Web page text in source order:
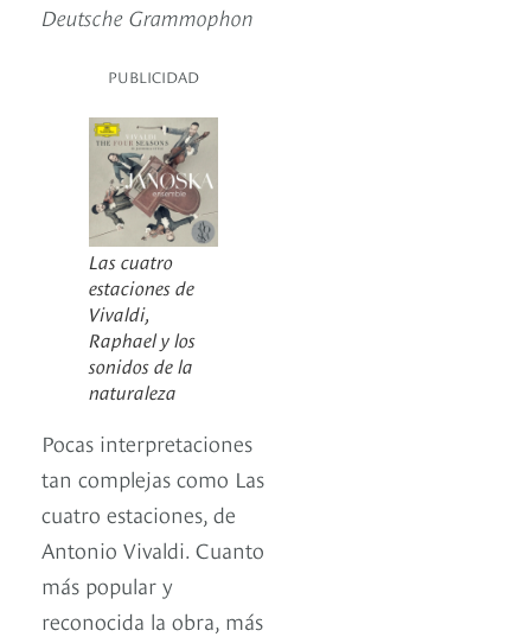
Deutsche Grammophon
PUBLICIDAD
Las cuatro
estaciones de
Vivaldi,
Raphael y los
sonidos de la
naturaleza
Pocas interpretaciones
tan complejas como Las
cuatro estaciones, de
Antonio Vivaldi. Cuanto
más popular y
reconocida la obra, más